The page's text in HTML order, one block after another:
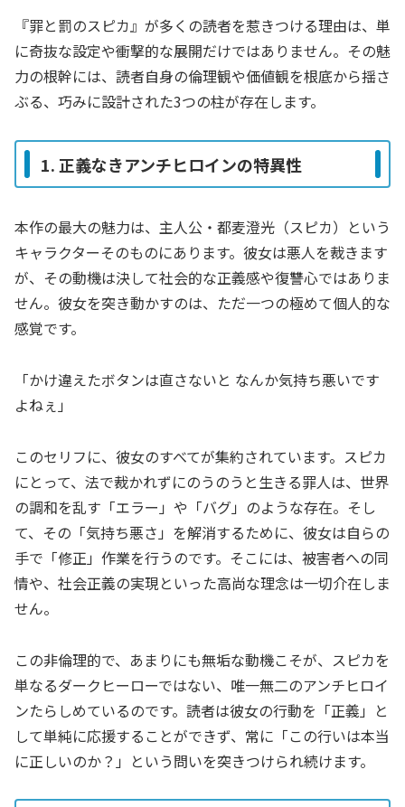
『罪と罰のスピカ』が多くの読者を惹きつける理由は、単
に奇抜な設定や衝撃的な展開だけではありません。その魅
力の根幹には、読者自身の倫理観や価値観を根底から揺さ
ぶる、巧みに設計された3つの柱が存在します。
1. 正義なきアンチヒロインの特異性
本作の最大の魅力は、主人公・都麦澄光（スピカ）という
キャラクターそのものにあります。彼女は悪人を裁きます
が、その動機は決して社会的な正義感や復讐心ではありま
せん。彼女を突き動かすのは、ただ一つの極めて個人的な
感覚です。
「かけ違えたボタンは直さないと なんか気持ち悪いです
よねぇ」
このセリフに、彼女のすべてが集約されています。スピカ
にとって、法で裁かれずにのうのうと生きる罪人は、世界
の調和を乱す「エラー」や「バグ」のような存在。そし
て、その「気持ち悪さ」を解消するために、彼女は自らの
手で「修正」作業を行うのです。そこには、被害者への同
情や、社会正義の実現といった高尚な理念は一切介在しま
せん。
この非倫理的で、あまりにも無垢な動機こそが、スピカを
単なるダークヒーローではない、唯一無二のアンチヒロイ
ンたらしめているのです。読者は彼女の行動を「正義」と
して単純に応援することができず、常に「この行いは本当
に正しいのか？」という問いを突きつけられ続けます。